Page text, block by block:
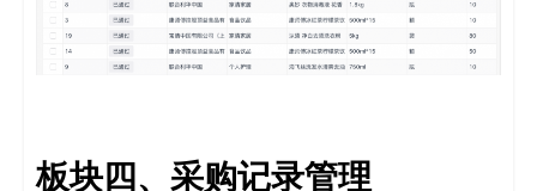
板块四、 采购记录管理